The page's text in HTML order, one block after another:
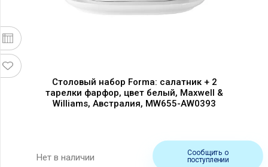
Столовый набор Forma: салатник + 2
тарелки фарфор, цвет белый, Maxwell &
Williams, Австралия, MW655-AW0393
Нет в наличии
Сообщить о
поступлении